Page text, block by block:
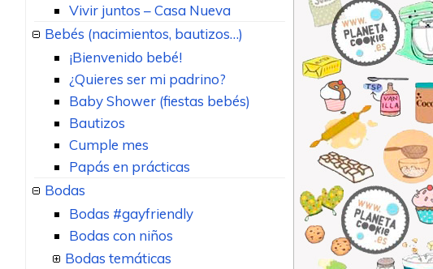
Vivir juntos – Casa Nueva
Bebés (nacimientos, bautizos…)
¡Bienvenido bebé!
¿Quieres ser mi padrino?
Baby Shower (fiestas bebés)
Bautizos
Cumple mes
Papás en prácticas
Bodas
Bodas #gayfriendly
Bodas con niños
Bodas temáticas